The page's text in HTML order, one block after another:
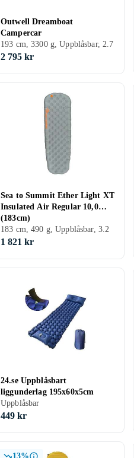
Outwell Dreamboat
Campercar
193 cm, 3300 g, Uppblåsbar, 2.7
2 795 kr
Sea to Summit Ether Light XT
Insulated Air Regular 10,0
(183cm)
183 cm, 490 g, Uppblåsbar, 3.2
1 821 kr
24.se Uppblåsbart
liggunderlag 195x60x5cm
Uppblåsbar
449 kr
13%